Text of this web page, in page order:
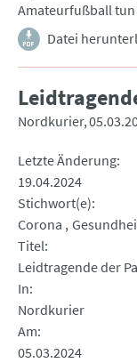
Amateurfußball
Datei
Nordkurier
Letzte Änderung
19.04.2024
Stichwort(e)
Corona
Titel
Leidtragende der
In
Nordkurier
Am
05.03.2024